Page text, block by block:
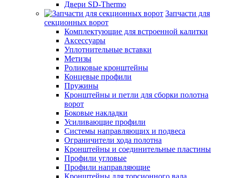
Двери SD-Thermo
Запчасти для
секционных ворот
Комплектующие для встроенной калитки
Аксессуары
Уплотнительные вставки
Метизы
Роликовые кронштейны
Концевые профили
Пружины
Кронштейны и петли для сборки полотна
ворот
Боковые накладки
Усиливающие профили
Системы направляющих и подвеса
Ограничители хода полотна
Кронштейны и соединительные пластины
Профили угловые
Профили направляющие